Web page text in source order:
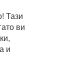
Тази
ви
и